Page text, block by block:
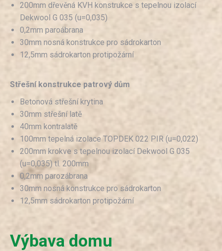
200mm dřevěná KVH konstrukce s tepelnou izolací
Dekwool G 035 (u=0,035)
0,2mm paroábrana
30mm nosná konstrukce pro sádrokarton
12,5mm sádrokarton protipožární
Střešní konstrukce patrový dům
Betonová střešní krytina
30mm střešní latě
40mm kontralatě
100mm tepelná izolace TOPDEK 022 PIR (u=0,022)
200mm krokve s tepelnou izolací Dekwool G 035
(u=0,035) tl. 200mm
0,2mm parozábrana
30mm nosná konstrukce pro sádrokarton
12,5mm sádrokarton protipožární
Výbava domu